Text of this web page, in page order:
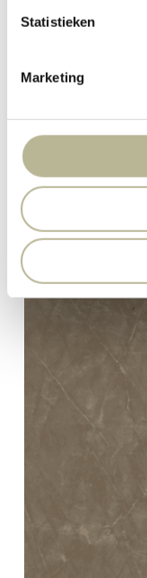
Statistieken
Marketing